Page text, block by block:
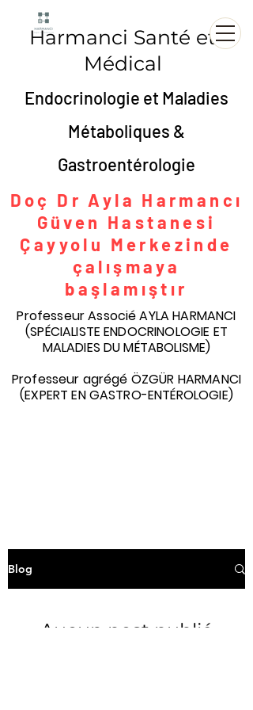
Harmanci Santé et
Médical
Endocrinologie et Maladies
Métaboliques &
Gastroentérologie
Professeur Associé AYLA HARMANCI
(SPÉCIALISTE ENDOCRINOLOGIE ET
MALADIES DU MÉTABOLISME)
Professeur agrégé ÖZGÜR HARMANCI
(EXPERT EN GASTRO-ENTÉROLOGIE)
Doç Dr Ayla Harmancı
Güven Hastanesi
Çayyolu Merkezinde
çalışmaya
başlamıştır
Blog
Aucun post publié